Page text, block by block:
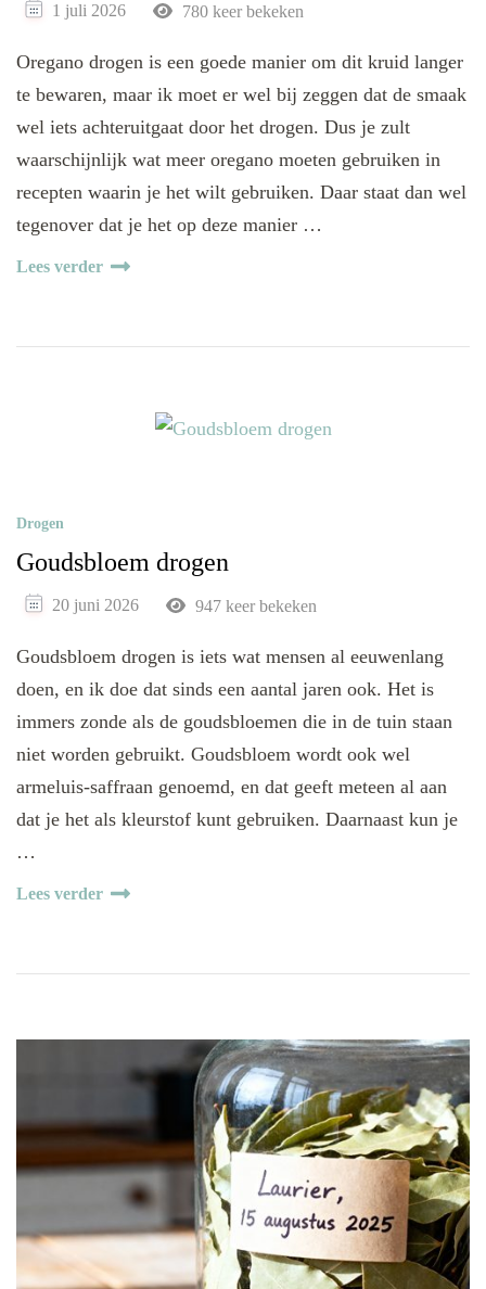
1 juli 2026 780 keer bekeken
Oregano drogen is een goede manier om dit kruid langer
te bewaren, maar ik moet er wel bij zeggen dat de smaak
wel iets achteruitgaat door het drogen. Dus je zult
waarschijnlijk wat meer oregano moeten gebruiken in
recepten waarin je het wilt gebruiken. Daar staat dan wel
tegenover dat je het op deze manier …
Lees verder
Drogen
Goudsbloem drogen
20 juni 2026 947 keer bekeken
Goudsbloem drogen is iets wat mensen al eeuwenlang
doen, en ik doe dat sinds een aantal jaren ook. Het is
immers zonde als de goudsbloemen die in de tuin staan
niet worden gebruikt. Goudsbloem wordt ook wel
armeluis-saffraan genoemd, en dat geeft meteen al aan
dat je het als kleurstof kunt gebruiken. Daarnaast kun je
…
Lees verder